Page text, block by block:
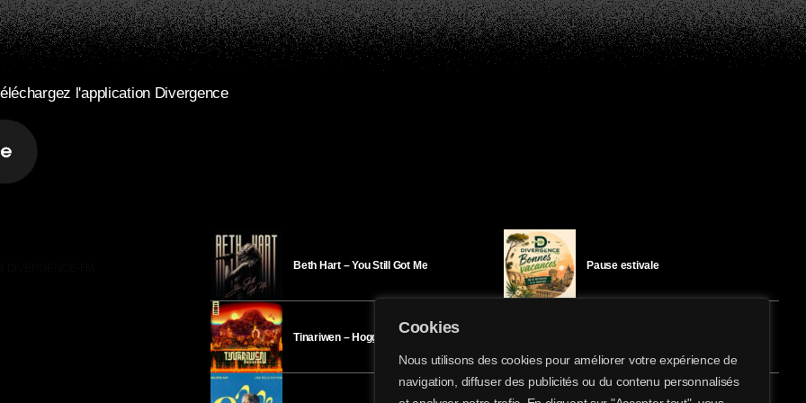
Cookies
Nous utilisons des cookies pour améliorer votre expérience de
navigation, diffuser des publicités ou du contenu personnalisés
share
email
l'application Divergence
Beth Hart – You Still Got Me
Tinariwen – Hoggar
Pause estivale